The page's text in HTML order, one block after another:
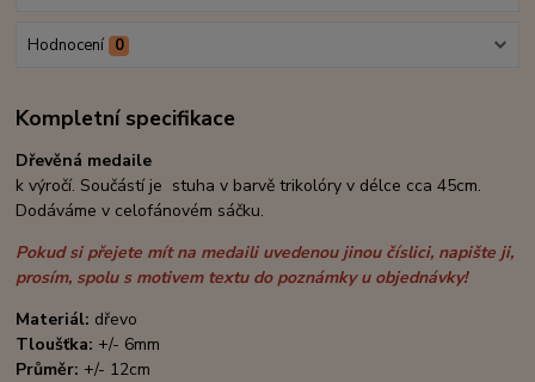
Hodnocení 0
Kompletní specifikace
Dřevěná medaile
k výročí. Součástí je stuha v barvě trikolóry v délce cca 45cm.
Dodáváme v celofánovém sáčku.
Pokud si přejete mít na medaili uvedenou jinou číslici, napište ji,
prosím, spolu s motivem textu do poznámky u objednávky!
Materiál: dřevo
Tloušťka: +/- 6mm
Průměr: +/- 12cm